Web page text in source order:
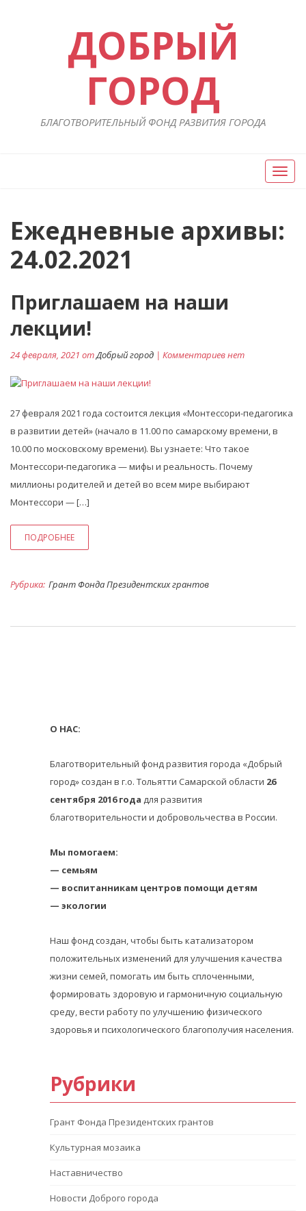
ДОБРЫЙ
ГОРОД
БЛАГОТВОРИТЕЛЬНЫЙ ФОНД РАЗВИТИЯ ГОРОДА
Вкл/
Выкл
Ежедневные архивы:
24.02.2021
Приглашаем на наши
лекции!
24 февраля, 2021 отДобрый город | Комментариев нет
27 февраля 2021 года состоится лекция «Монтессори-педагогика
в развитии детей» (начало в 11.00 по самарскому времени, в
10.00 по московскому времени). Вы узнаете: Что такое
Монтессори-педагогика — мифы и реальность. Почему
миллионы родителей и детей во всем мире выбирают
Монтессори — […]
ПОДРОБНЕЕ
Рубрика: Грант Фонда Президентских грантов
О НАС:
Благотворительный фонд развития города «Добрый
город» создан в г.о. Тольятти Самарской области 26
сентября 2016 года для развития
благотворительности и добровольчества в России.
Мы помогаем:
— семьям
— воспитанникам центров помощи детям
— экологии
Наш фонд создан, чтобы быть катализатором
положительных изменений для улучшения качества
жизни семей, помогать им быть сплоченными,
формировать здоровую и гармоничную социальную
среду, вести работу по улучшению физического
здоровья и психологического благополучия населения.
Рубрики
Грант Фонда Президентских грантов
Культурная мозаика
Наставничество
Новости Доброго города